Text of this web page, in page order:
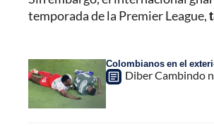
temporada de la Premier League,
Colombianos en el
Diber Cambindo